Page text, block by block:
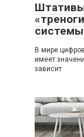
системы
В мире
имеет
зависит